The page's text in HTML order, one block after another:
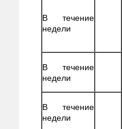
В течение
недели
В течение
недели
В течение
недели